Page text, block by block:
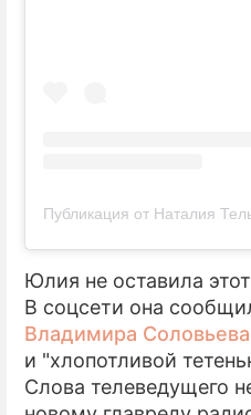
Публикация от Наталия
Юлия не оставила
В соцсети она
Владимира Соловьева
и "хлопотливой
Слова телеведущего